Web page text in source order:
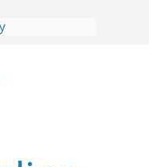
Excelente
!!
RÍO EL